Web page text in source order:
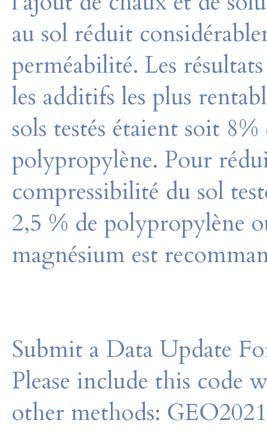
au sol réduit
perméabilité. Les
les additifs les plus
sols testés étaient soit
polypropylène. Pour
compressibilité du sol
2,5 % de polypropylène
magnésium est
Submit a Data Update
Please include this code
other methods: